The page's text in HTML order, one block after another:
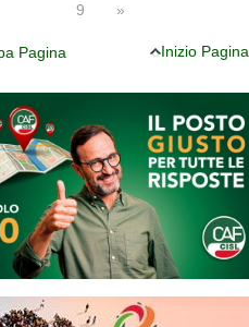
9
»
Pagina Inizio Pagina